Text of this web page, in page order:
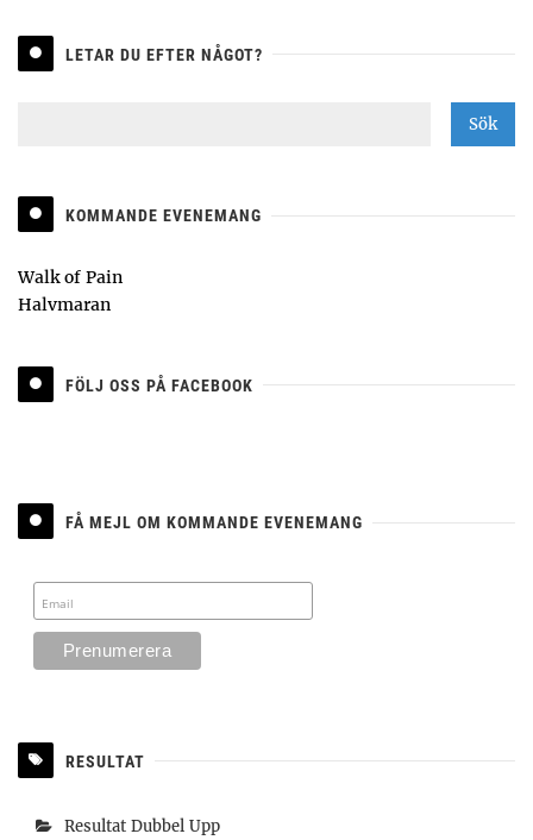
LETAR DU EFTER NÅGOT?
KOMMANDE EVENEMANG
Walk of Pain
Halvmaran
FÖLJ OSS PÅ FACEBOOK
FÅ MEJL OM KOMMANDE EVENEMANG
RESULTAT
Resultat Dubbel Upp